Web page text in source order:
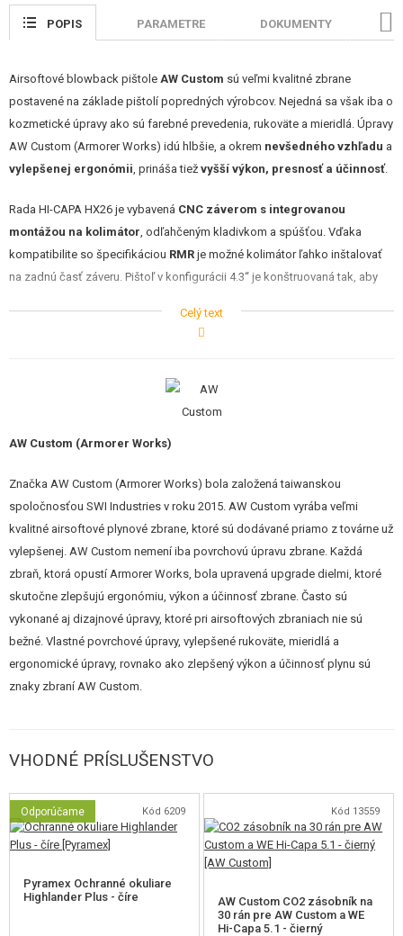
NOVÝ TOVAR
KONTAKT
POPIS PARAMETRE DOKUMENTY
Airsoftové blowback pištole AW Custom sú veľmi kvalitné zbrane
postavené na základe pištolí popredných výrobcov. Nejedná sa však iba o
kozmetické úpravy ako sú farebné prevedenia, rukoväte a mieridlá. Úpravy
AW Custom (Armorer Works) idú hlbšie, a okrem nevšedného vzhľadu a
vylepšenej ergonómii, prináša tiež vyšší výkon, presnosť a účinnosť.
Rada HI-CAPA HX26 je vybavená CNC záverom s integrovanou
montážou na kolimátor, odľahčeným kladivkom a spúšťou. Vďaka
kompatibilite so špecifikáciou RMR je možné kolimátor ľahko inštalovať
na zadnú časť záveru. Pištoľ v konfigurácii 4.3“ je konštruovaná tak, aby
má tiež integrovanú spodnú lištou pre inštaláciu príslušenstva ako sú
Kompaktná verzia 4.3“
(špecifikácia RMR)
Polo-automatický režim streľby
Integrovaná kovová spodná RIS lišta pre príslušenstvo
Unikátna polymérová pažbička so zväčšenou pätkou
Lúčik spúšte s drážkami pre prsty pre pevnejší úchop
Funkčná poistka na ráme a obojstranná páčka poistky
ktorom je namaľovaná bodka
Svetlovodná predná muška
Robustný záver a spodný rám dávajú pištoľ pri výstrele silný spätný
ráz.
Zásobník HXMG06
Nefunkčná imitácia kolimátora
Celý text
AW Custom (Armorer Works)
Značka AW Custom (Armorer Works) bola založená taiwanskou
spoločnosťou SWI Industries v roku 2015. AW Custom vyrába veľmi
kvalitné airsoftové plynové zbrane, ktoré sú dodávané priamo z továrne už
vylepšenej. AW Custom nemení iba povrchovú úpravu zbrane. Každá
zbraň, ktorá opustí Armorer Works, bola upravená upgrade dielmi, ktoré
skutočne zlepšujú ergonómiu, výkon a účinnosť zbrane. Často sú
vykonané aj dizajnové úpravy, ktoré pri airsoftových zbraniach nie sú
bežné. Vlastné povrchové úpravy, vylepšené rukoväte, mieridlá a
ergonomické úpravy, rovnako ako zlepšený výkon a účinnosť plynu sú
znaky zbraní AW Custom.
VHODNÉ PRÍSLUŠENSTVO
Odporúčame Kód 6209
Pyramex Ochranné okuliare
Highlander Plus - číre
Kód 13559
AW Custom CO2 zásobník na
30 rán pre AW Custom a WE
Hi-Capa 5.1 - čierný